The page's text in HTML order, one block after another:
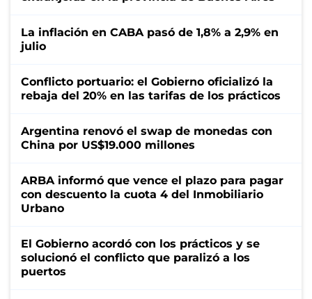
La inflación en CABA pasó de 1,8% a 2,9% en
julio
Conflicto portuario: el Gobierno oficializó la
rebaja del 20% en las tarifas de los prácticos
Argentina renovó el swap de monedas con
China por US$19.000 millones
ARBA informó que vence el plazo para pagar
con descuento la cuota 4 del Inmobiliario
Urbano
El Gobierno acordó con los prácticos y se
solucionó el conflicto que paralizó a los
puertos